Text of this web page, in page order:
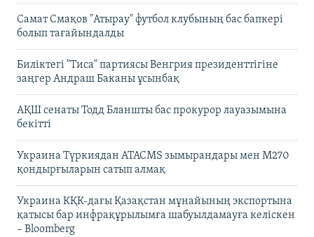
Самат Смақов "Атырау" футбол клубының бас бапкері
болып тағайындалды
Биліктегі "Тиса" партиясы Венгрия президенттігіне
заңгер Андраш Баканы ұсынбақ
АҚШ сенаты Тодд Бланшты бас прокурор лауазымына
бекітті
Украина Түркиядан ATACMS зымырандары мен M270
қондырғыларын сатып алмақ
Украина КҚК-дағы Қазақстан мұнайының экспортына
қатысы бар инфрақұрылымға шабуылдамауға келіскен
– Bloomberg